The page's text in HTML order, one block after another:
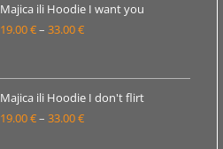
Majica ili Hoodie I want you
19.00€– 33.00€Raspon
od
19.00 €
do
Majica ili Hoodie I don't flirt
19.00€– 33.00€Raspon